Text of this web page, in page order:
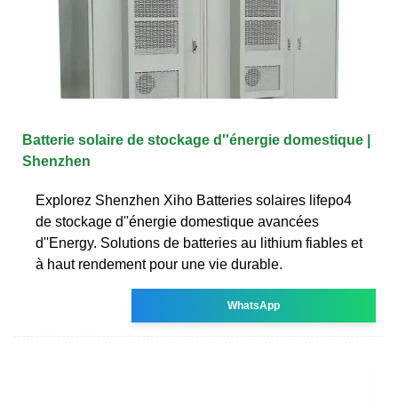
Batterie solaire de stockage d''énergie domestique |
Shenzhen
Explorez Shenzhen Xiho Batteries solaires lifepo4
de stockage d''énergie domestique avancées
d''Energy. Solutions de batteries au lithium fiables et
à haut rendement pour une vie durable.
WhatsApp